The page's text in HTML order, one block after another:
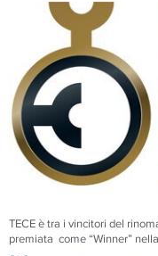
TECE è tra i vincitori del
premiata come “Winner”